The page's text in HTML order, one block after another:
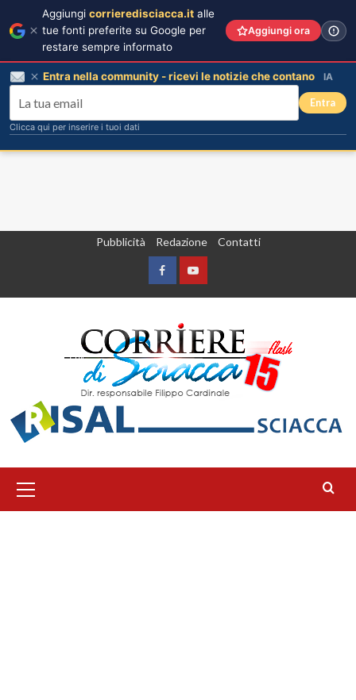
Pubblicità Redazione Contatti
FacebookYountube
principale
Aggiungi corrieredisciacca.it alle
tue fonti preferite su Google per
restare sempre informato
Aggiungi ora
Entra nella community - ricevi le notizie che contano IA
Entra
Clicca qui per inserire i tuoi dati